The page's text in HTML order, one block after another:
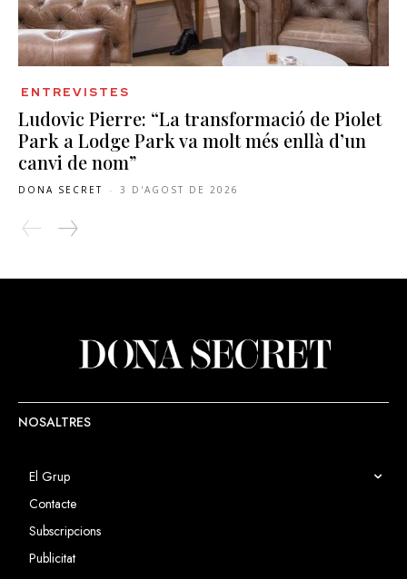
ENTREVISTES
Ludovic Pierre: “La transformació de Piolet
Park a Lodge Park va molt més enllà d’un
canvi de nom”
DONA SECRET - 3 D'AGOST DE 2026
NOSALTRES
El Grup
Contacte
Subscripcions
Publicitat